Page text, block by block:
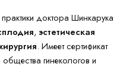
доктора Шинкарука
, эстетическая
. Имеет сертификат
гинекологов и